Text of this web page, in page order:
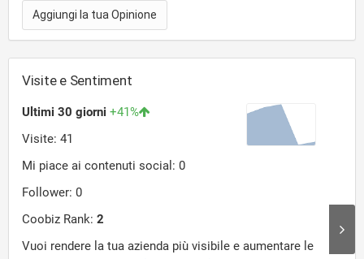
Aggiungi la tua Opinione
Visite e Sentiment